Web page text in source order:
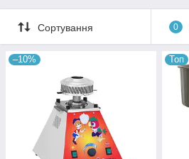
Сортування 0
–10% Топ